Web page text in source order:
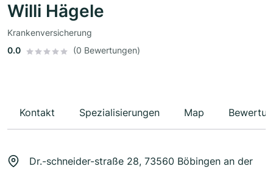
Willi Hägele
Krankenversicherung
0.0
(0 Bewertungen)
Kontakt Spezialisierungen Map
Dr.-schneider-straße 28, 73560 Böbingen an der